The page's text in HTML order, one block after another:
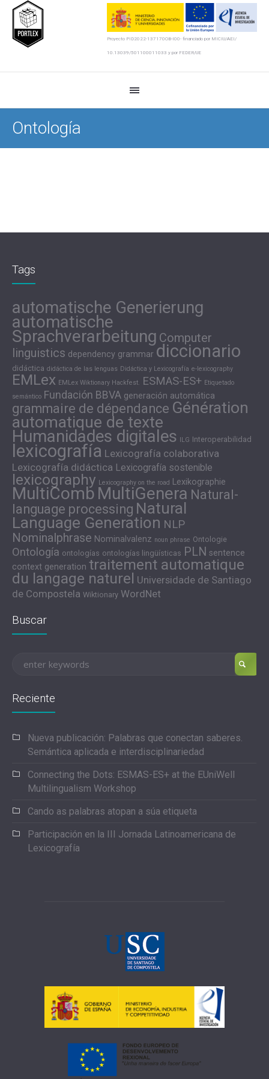
Proyecto PID2022-137170OB-I00- financiado por MICIU/AEI/
10.13039/501100011033 y por FEDER/UE
Ontología
Tags
automatische Generierung
automatische
Sprachverarbeitung Computer
linguistics dependency grammar diccionario
didáctica didáctica de las lenguas Didáctica y Lexicografía e-lexicography
EMLex EMLex Wiktionary Hackfest. ESMAS-ES+ Etiquetado
semántico Fundación BBVA generación automática
grammaire de dépendance Génération
automatique de texte
Humanidades digitales ILG Interoperabilidad
lexicografía Lexicografía colaborativa
Lexicografía didáctica Lexicografía sostenible
lexicography Lexicography on the road Lexikographie
MultiComb MultiGenera Natural-
language processing Natural
Language Generation NLP
Nominalphrase Nominalvalenz noun phrase Ontologie
Ontología ontologías ontologías lingüísticas PLN sentence
context generation traitement automatique
du langage naturel Universidade de Santiago
de Compostela Wiktionary WordNet
Buscar
Reciente
Nueva publicación: Palabras que conectan saberes.
Semántica aplicada e interdisciplinariedad
Connecting the Dots: ESMAS-ES+ at the EUniWell
Multilingualism Workshop
Cando as palabras atopan a súa etiqueta
Participación en la III Jornada Latinoamericana de
Lexicografía